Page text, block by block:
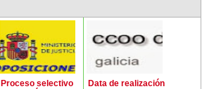
Proceso selectivo
Data de realización